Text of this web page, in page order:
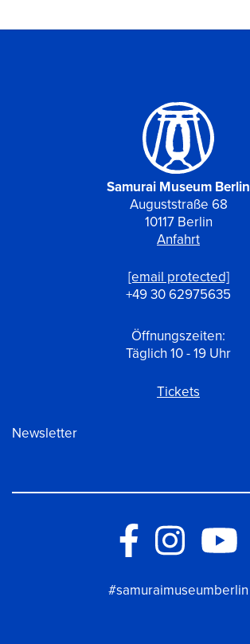
Samurai Museum Berlin
Auguststraße 68
10117 Berlin
Anfahrt
[email protected]
+49 30 62975635
Öffnungszeiten:
Täglich 10 - 19 Uhr
Tickets
Newsletter
#samuraimuseumberlin